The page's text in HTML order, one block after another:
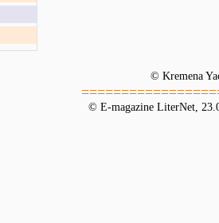
© Kremena
© E-magazine LiterNet,